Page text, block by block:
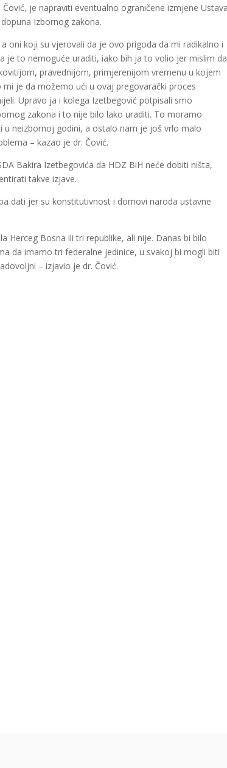
je napraviti eventualno ograničene izmjene Ustava
Izbornog zakona.
oni koji su vjerovali da je ovo prigoda da mi radikalno i
je to nemoguće uraditi, iako bih ja to volio jer mislim da
pravednijom, primjerenijom vremenu u kojem
je da možemo ući u ovaj pregovarački proces
Upravo ja i kolega Izetbegović potpisali smo
zakona i to nije bilo lako uraditi. To moramo
u neizbornoj godini, a ostalo nam je još vrlo malo
– kazao je dr. Čović.
Bakira Izetbegovića da HDZ BiH neće dobiti ništa,
takve izjave.
dati jer su konstitutivnost i domovi naroda ustavne
Herceg Bosna ili tri republike, ali nije. Danas bi bilo
da imamo tri federalne jedinice, u svakoj bi mogli biti
– izjavio je dr. Čović.